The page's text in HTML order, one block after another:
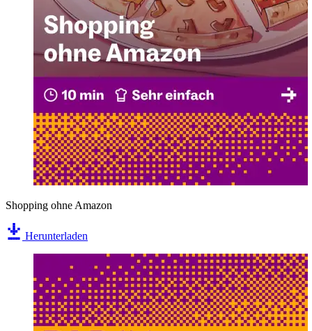
Shopping ohne Amazon
Herunterladen